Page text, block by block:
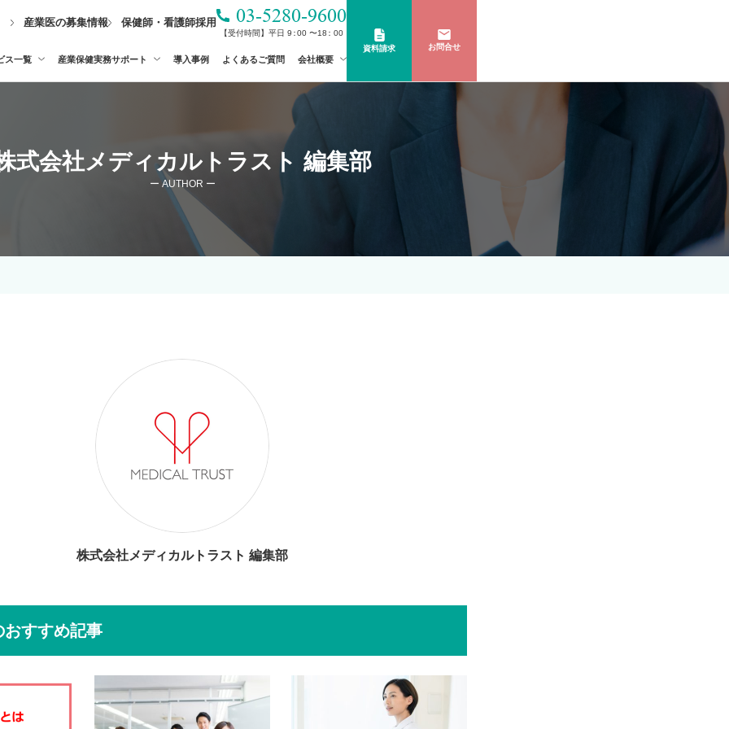
産業医の募集情報 保健師・看護師採用 03-5280-9600
【受付時間】平日 9：00 〜18：00
ス一覧 産業保健実務サポート 導入事例 よくあるご質問 会社概要
資料請求 お問合せ
式会社メディカルトラスト 編集部
ー AUTHOR ー
株式会社メディカルトラスト 編集部
おすすめ記事